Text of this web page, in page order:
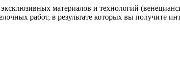
материалов и технологий
работ, в результате которых вы получите